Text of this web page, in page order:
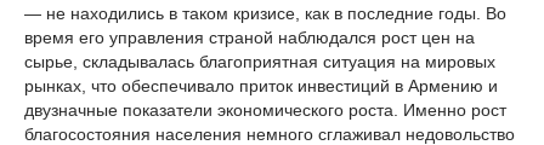
— не находились в таком кризисе, как в последние годы. Во
время его управления страной наблюдался рост цен на
сырье, складывалась благоприятная ситуация на мировых
рынках, что обеспечивало приток инвестиций в Армению и
двузначные показатели экономического роста. Именно рост
благосостояния населения немного сглаживал недовольство